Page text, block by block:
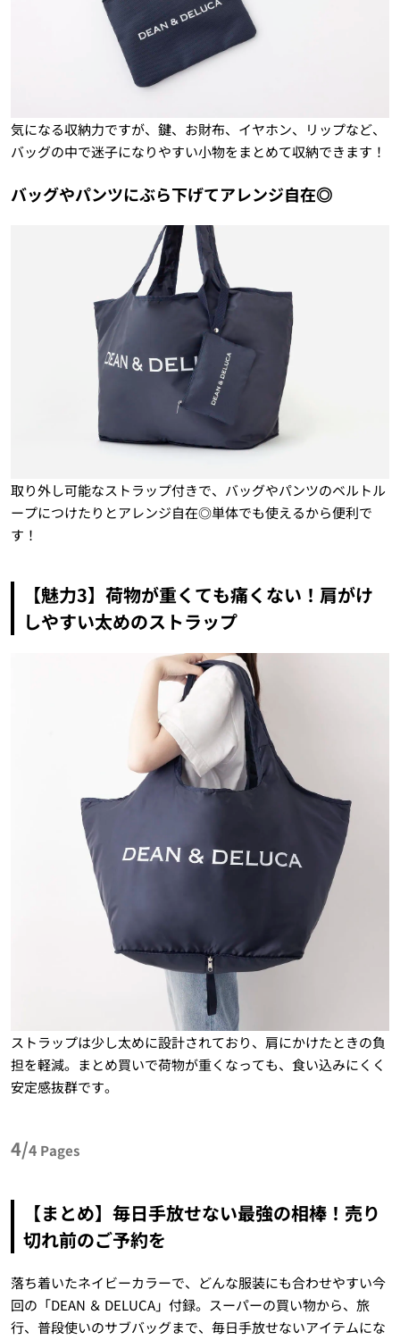
気になる収納力ですが、鍵、お財布、イヤホン、リップなど、
バッグの中で迷子になりやすい小物をまとめて収納できます！
バッグやパンツにぶら下げてアレンジ自在◎
取り外し可能なストラップ付きで、バッグやパンツのベルトル
ープにつけたりとアレンジ自在◎単体でも使えるから便利で
す！
【魅力3】荷物が重くても痛くない！肩がけ
しやすい太めのストラップ
ストラップは少し太めに設計されており、肩にかけたときの負
担を軽減。まとめ買いで荷物が重くなっても、食い込みにくく
安定感抜群です。
4/4 Pages
【まとめ】毎日手放せない最強の相棒！売り
切れ前のご予約を
落ち着いたネイビーカラーで、どんな服装にも合わせやすい今
回の「DEAN ＆ DELUCA」付録。スーパーの買い物から、旅
行、普段使いのサブバッグまで、毎日手放せないアイテムにな